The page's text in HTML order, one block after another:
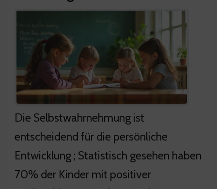
Die Selbstwahrnehmung ist
entscheidend für die persönliche
Entwicklung ; Statistisch gesehen haben
70% der Kinder mit positiver